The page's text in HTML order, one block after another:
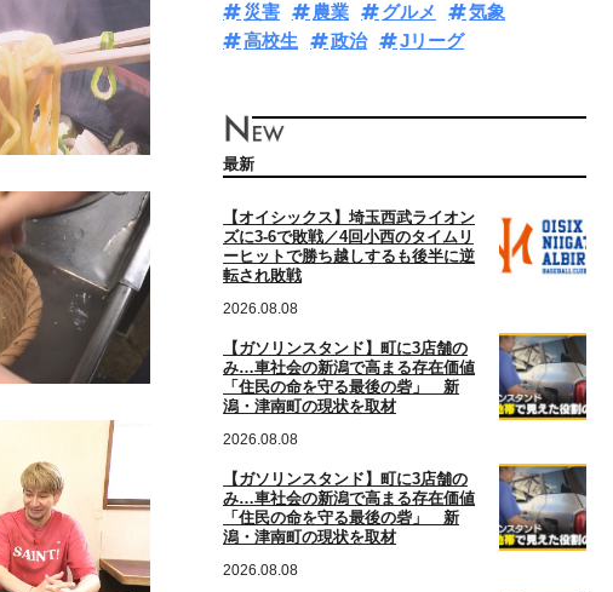
災害
農業 グルメ
気象
高校生
政治 Jリーグ
最新
【オイシックス】埼玉西武ライオン
ズに3‐6で敗戦／4回小西のタイムリ
ーヒットで勝ち越しするも後半に逆
転され敗戦
2026.08.08
【ガソリンスタンド】町に3店舗の
み…車社会の新潟で高まる存在価値
「住民の命を守る最後の砦」 新
潟・津南町の現状を取材
2026.08.08
【ガソリンスタンド】町に3店舗の
み…車社会の新潟で高まる存在価値
「住民の命を守る最後の砦」 新
潟・津南町の現状を取材
2026.08.08